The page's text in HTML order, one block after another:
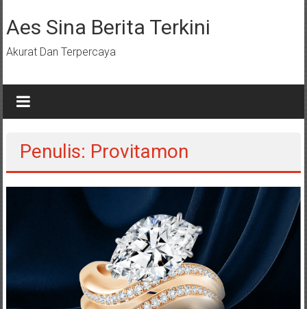
ke
konten
Aes Sina Berita Terkini
Akurat Dan Terpercaya
Penulis: Provitamon